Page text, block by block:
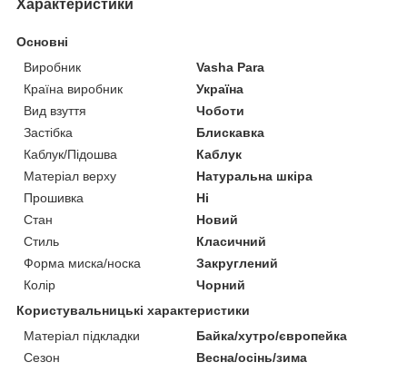
Характеристики
Основні
Виробник
Vasha Para
Країна виробник
Україна
Вид взуття
Чоботи
Застібка
Блискавка
Каблук/Підошва
Каблук
Матеріал верху
Натуральна шкіра
Прошивка
Ні
Стан
Новий
Стиль
Класичний
Форма миска/носка
Закруглений
Колір
Чорний
Користувальницькі характеристики
Матеріал підкладки
Байка/хутро/європейка
Сезон
Весна/осінь/зима